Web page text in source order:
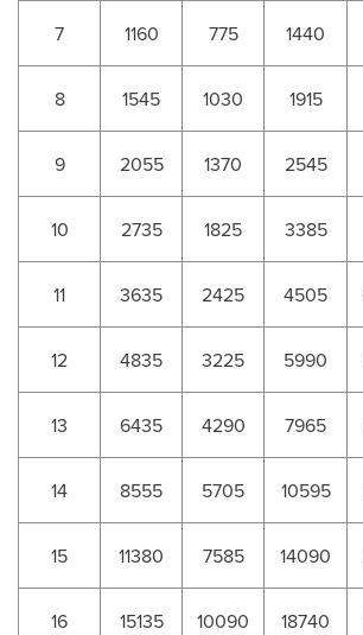
7 1160 775 1440
8 1545 1030 1915
9 2055 1370 2545
10 2735 1825 3385
11 3635 2425 4505
12 4835 3225 5990
13 6435 4290 7965
14 8555 5705 10595
15 11380 7585 14090
16 15135 10090 18740